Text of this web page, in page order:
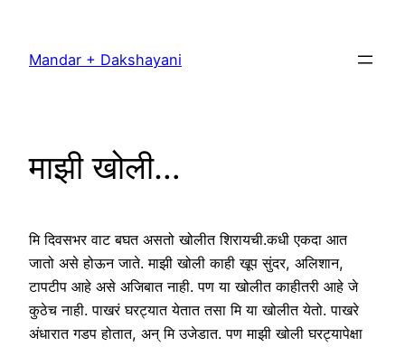
content
Mandar + Dakshayani
माझी खोली…
मि दिवसभर वाट बघत असतो खोलीत शिरायची.कधी एकदा आत
जातो असे होऊन जाते. माझी खोली काही खूप सुंदर, अलिशान,
टापटीप आहे असे अजिबात नाही. पण या खोलीत काहीतरी आहे जे
कुठेच नाही. पाखरं घरट्यात येतात तसा मि या खोलीत येतो. पाखरे
अंधारात गडप होतात, अन् मि उजेडात. पण माझी खोली घरट्यापेक्षा